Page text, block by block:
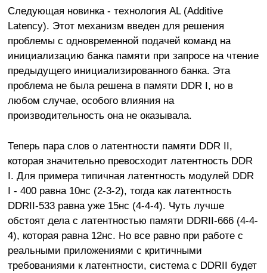
Следующая новинка - технология AL (Additive
Latency). Этот механизм введен для решения
проблемы с одновременной подачей команд на
инициализацию банка памяти при запросе на чтение
предыдущего инициализированного банка. Эта
проблема не была решена в памяти DDR I, но в
любом случае, особого влияния на
производительность она не оказывала.
Теперь пара слов о латентности памяти DDR II,
которая значительно превосходит латентность DDR
I. Для примера типичная латентность модулей DDR
I - 400 равна 10нс (2-3-2), тогда как латентность
DDRII-533 равна уже 15нс (4-4-4). Чуть лучше
обстоят дела с латентностью памяти DDRII-666 (4-4-
4), которая равна 12нс. Но все равно при работе с
реальными приложениями с критичными
требованиями к латентности, система с DDRII будет